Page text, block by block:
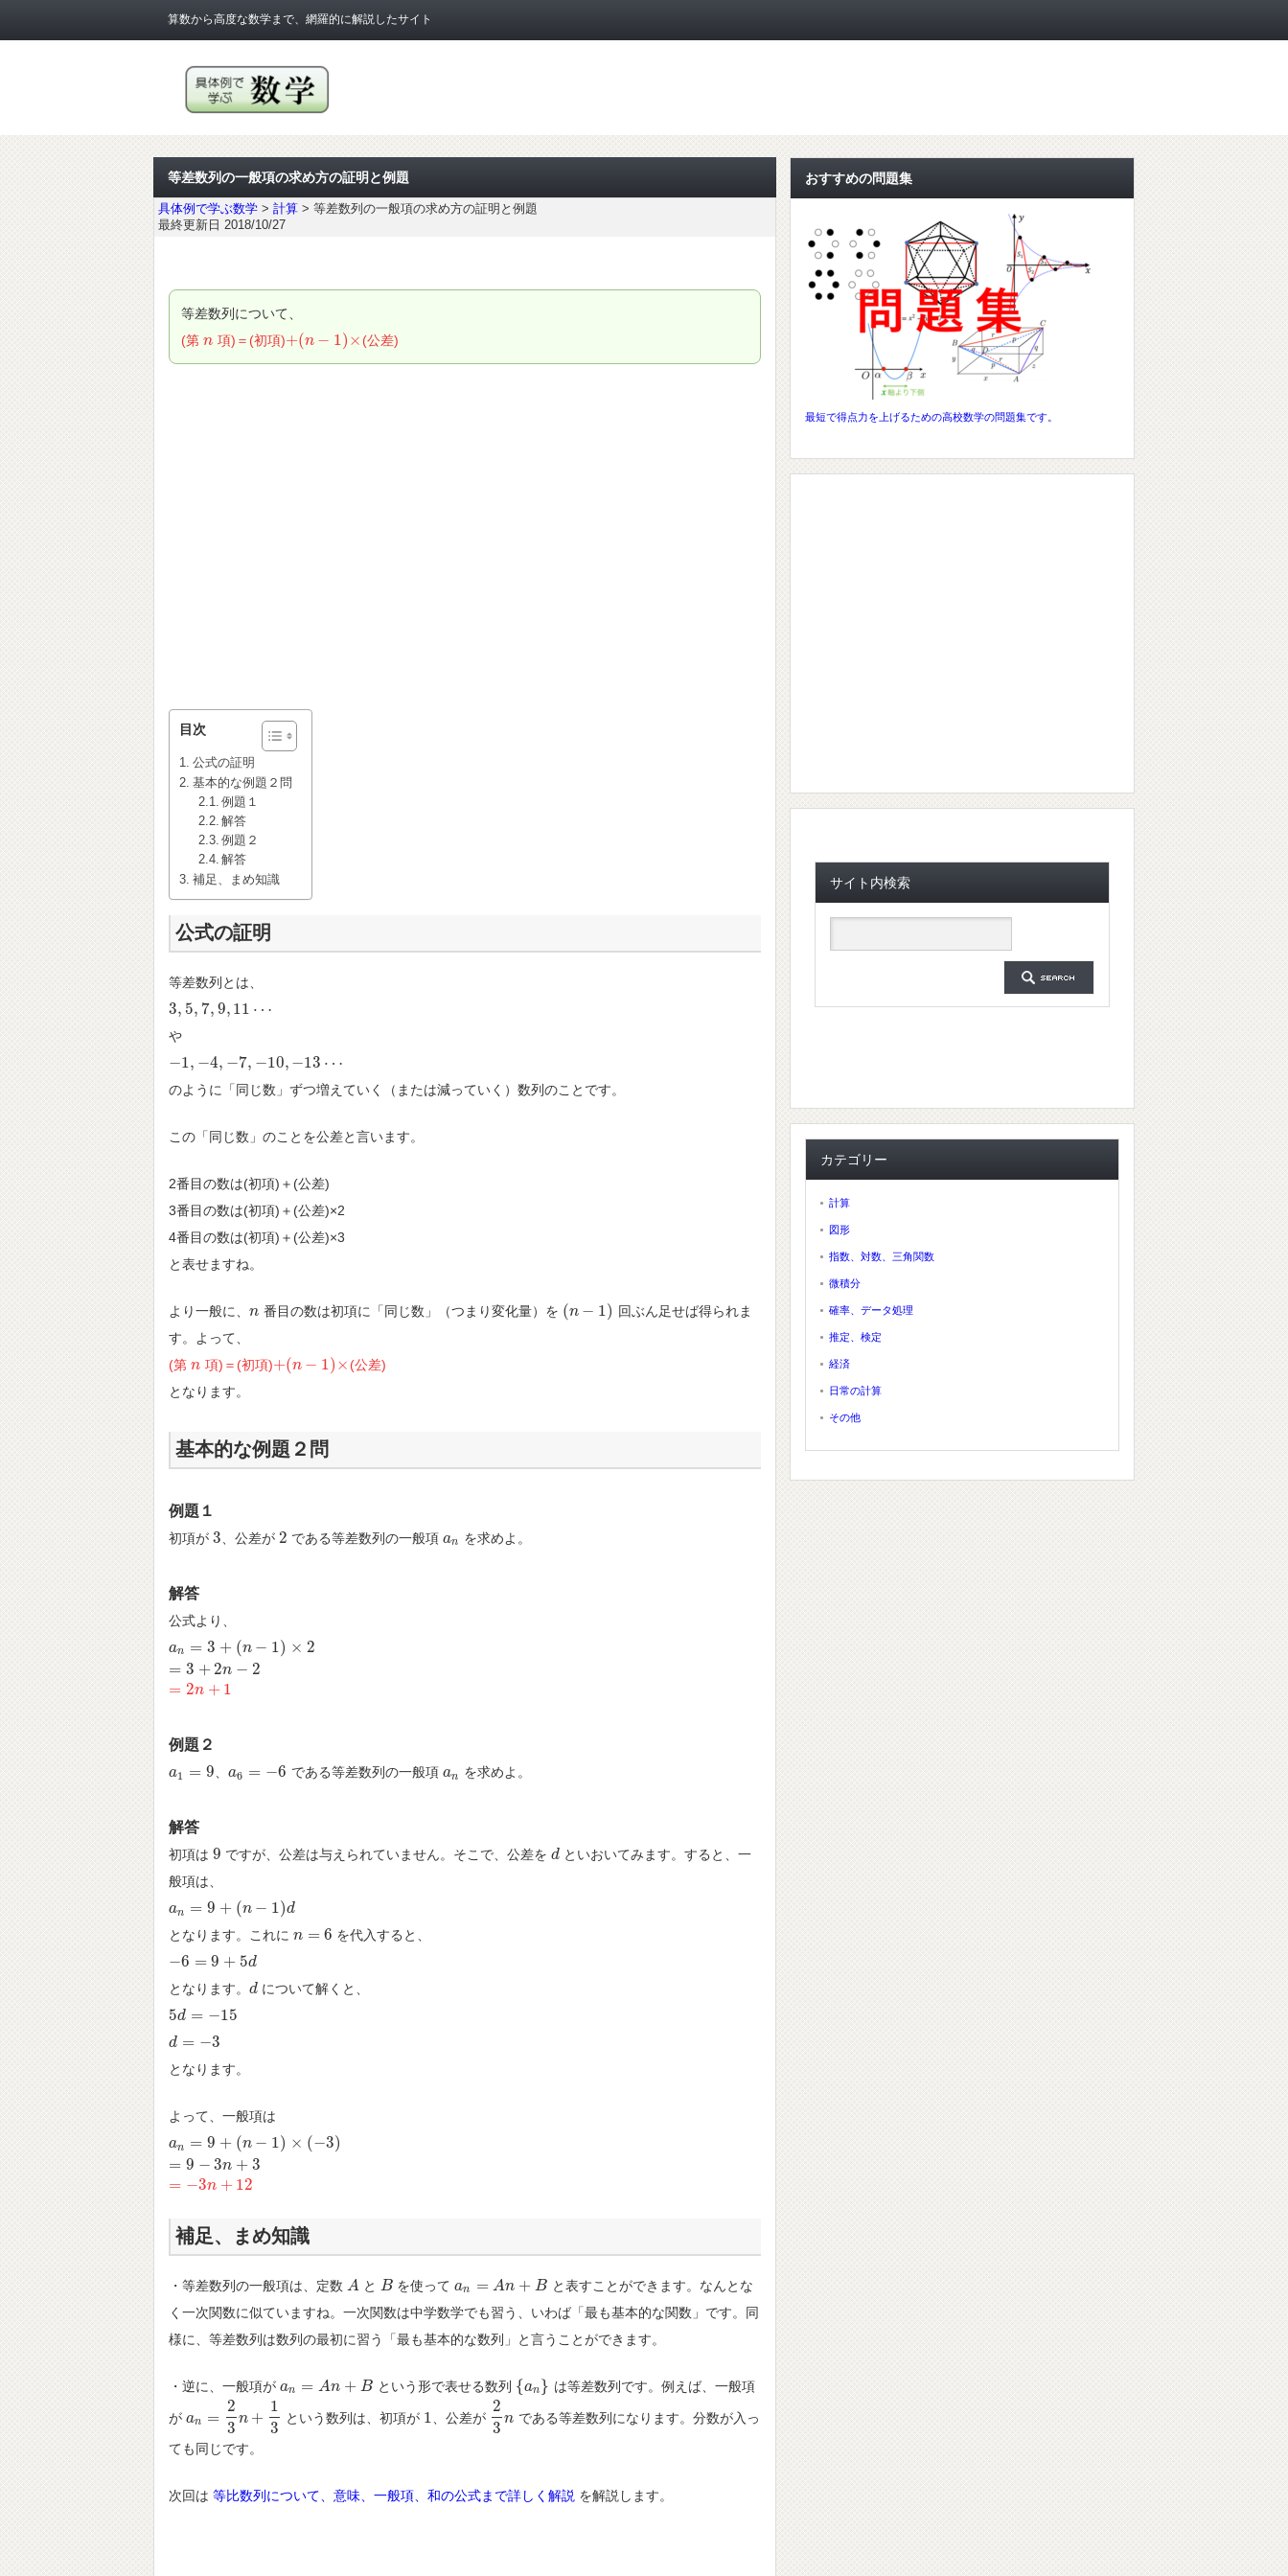
算数から高度な数学まで、網羅的に解説したサイト
等差数列の一般項の求め方の証明と例題
具体例で学ぶ数学 > 計算 > 等差数列の一般項の求め方の証明と例題
最終更新日 2018/10/27
等差数列について、
(第 n
n 項)＝(初項)+(n − 1) ×
+(n−1)× (公差)
目次
公式の証明
基本的な例題２問
例題１
解答
例題２
解答
補足、まめ知識
公式の証明
等差数列とは、
3, 5, 7, 9, 11 ⋯
3,5,7 ,9, 11 ⋯
や
−1, −4, −7, −10, −13 ⋯
−1,− 4,−7 −10, −13⋯
のように「同じ数」ずつ増えていく（または減っていく）数列のことです。
この「同じ数」のことを公差と言います。
2番目の数は(初項)＋(公差)
3番目の数は(初項)＋(公差)×2
4番目の数は(初項)＋(公差)×3
と表せますね。
より一般に、 n
n 番目の数は初項に「同じ数」（つまり変化量）を (n − 1)
(n− 1)
回ぶん足せば得られま
す。よって、
(第 n
n 項)＝(初項)+(n − 1) ×
+(n−1)×
(公差)
となります。
基本的な例題２問
例題１
初項が 3
3 、公差が 2
2 である等差数列の一般項an
an を求めよ。
解答
公式より、
an = 3 + (n − 1) × 2
= 3 + 2n − 2
an =3+ (n −1 )×2 =3 +2 n− 2
= 2n + 1
=2 n+1
例題２
a1 = 9
a1 =9 、a6 = −6
a6 =−6 である等差数列の一般項 an
an を求めよ。
解答
初項は 9
9 ですが、公差は与えられていません。そこで、公差をd
d といおいてみます。すると、一
般項は、
an = 9 + (n − 1)d
an =9+ (n −1 )d
となります。これに n = 6
n= 6 を代入すると、
−6 = 9 + 5d
−6= 9+ 5d
となります。 d
d について解くと、
5d = −15
5d= −15
d = −3
d=−3
となります。
よって、一般項は
an = 9 + (n − 1) × (−3)
= 9 − 3n + 3
an =9+ (n −1 )×( −3 =9 −3 n +3
= −3n + 12
=− 3n+12
補足、まめ知識
・等差数列の一般項は、定数 A
A と B
B を使ってan = An + B
an =An+B
と表すことができます。なんとな
く一次関数に似ていますね。一次関数は中学数学でも習う、いわば「最も基本的な関数」です。同
様に、等差数列は数列の最初に習う「最も基本的な数列」と言うことができます。
・逆に、一般項が an = An + B
an =An+B という形で表せる数列 {an}
{an} は等差数列です。例えば、一般項
が an =
2
3
n +
1
3
an =23 n+13 という数列は、初項が 1
1 、公差が
2
3
n
23n である等差数列になります。分数が入っ
ても同じです。
次回は 等比数列について、意味、一般項、和の公式まで詳しく解説 を解説します。
おすすめの問題集
最短で得点力を上げるための高校数学の問題集です。
サイト内検索
カテゴリー
計算
図形
指数、対数、三角関数
微積分
確率、データ処理
推定、検定
経済
日常の計算
その他